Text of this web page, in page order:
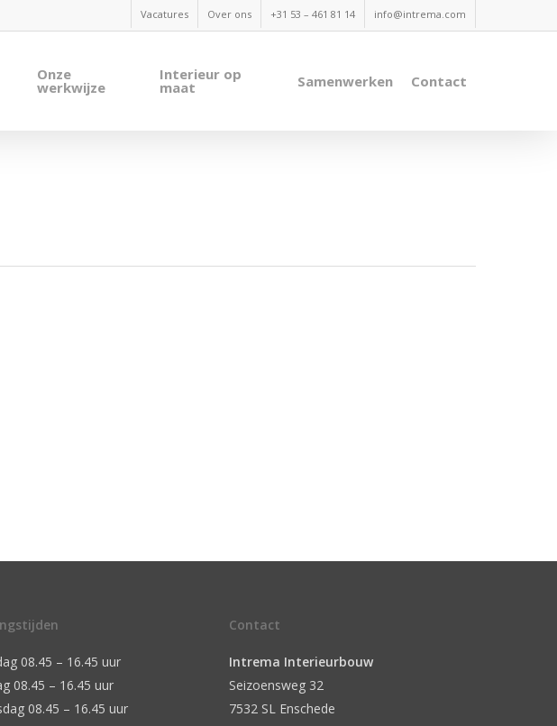
Vacatures Over ons +31 53 – 461 81 14 info@intrema.com
Onze
werkwijze
Interieur op
maat Samenwerken Contact
08.45 – 16.45 uur
08.45 – 16.45 uur
08.45 – 16.45 uur
Contact
Intrema Interieurbouw
Seizoensweg 32
7532 SL Enschede